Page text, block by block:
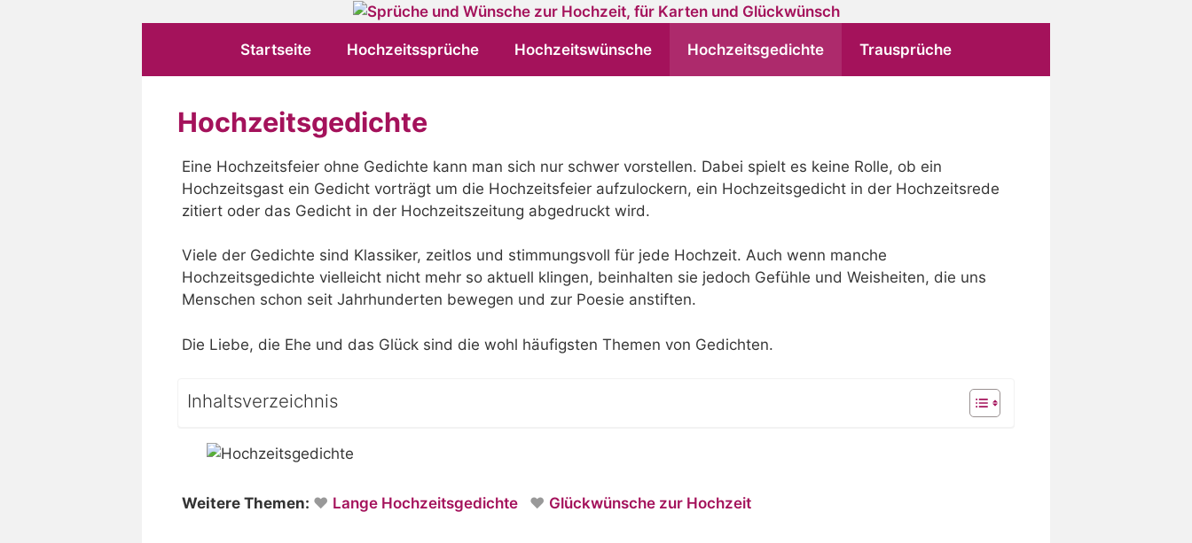
Startseite Hochzeitssprüche Hochzeitswünsche Hochzeitsgedichte Trausprüche
Hochzeitsgedichte
Eine Hochzeitsfeier ohne Gedichte kann man sich nur schwer vorstellen. Dabei spielt es keine Rolle, ob ein
Hochzeitsgast ein Gedicht vorträgt um die Hochzeitsfeier aufzulockern, ein Hochzeitsgedicht in der Hochzeitsrede
zitiert oder das Gedicht in der Hochzeitszeitung abgedruckt wird.
Viele der Gedichte sind Klassiker, zeitlos und stimmungsvoll für jede Hochzeit. Auch wenn manche
Hochzeitsgedichte vielleicht nicht mehr so aktuell klingen, beinhalten sie jedoch Gefühle und Weisheiten, die uns
Menschen schon seit Jahrhunderten bewegen und zur Poesie anstiften.
Die Liebe, die Ehe und das Glück sind die wohl häufigsten Themen von Gedichten.
Inhaltsverzeichnis
Weitere Themen: Lange Hochzeitsgedichte Glückwünsche zur Hochzeit